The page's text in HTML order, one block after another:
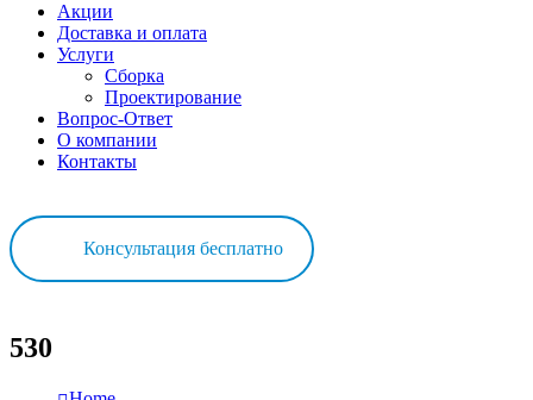
Акции
Доставка и оплата
Услуги
Сборка
Проектирование
Вопрос-Ответ
О компании
Контакты
Консультация бесплатно
530